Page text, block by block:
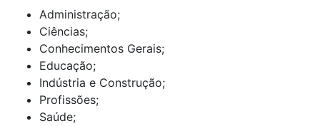
Administração;
Ciências;
Conhecimentos Gerais;
Educação;
Indústria e Construção;
Profissões;
Saúde;